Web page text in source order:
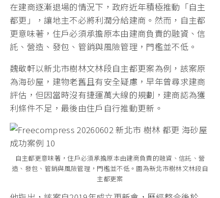
在建商逐漸退場的情況下，政府近年積極推動「自主
都更」，讓地主不必將利潤分給建商。然而，自主都
更意味著，住戶必須承擔原本由建商負責的融資、信
託、營造、發包、管銷與風險管理，門檻並不低。
魏敬軒以新北市樹林文林段自主都更案為例，該案原
為海砂屋，建物老舊且有安全疑慮，早年曾尋求建商
評估，但因當時沒有捷運萬大線的規劃，建商認為獲
利條件不足，最後由住戶自行推動更新。
自主都更意味著，住戶必須承擔原本由建商負責的融資、信託、營
造、發包、管銷與風險管理，門檻並不低。圖為新北市樹林文林段自
主都更案